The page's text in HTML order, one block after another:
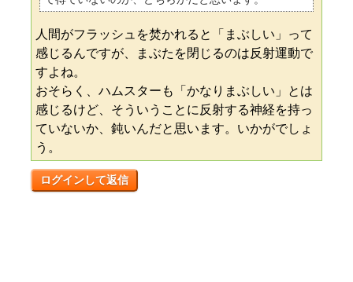
人間がフラッシュを焚かれると「まぶしい」って
感じるんですが、まぶたを閉じるのは反射運動で
すよね。
おそらく、ハムスターも「かなりまぶしい」とは
感じるけど、そういうことに反射する神経を持っ
ていないか、鈍いんだと思います。いかがでしょ
う。
ログインして返信